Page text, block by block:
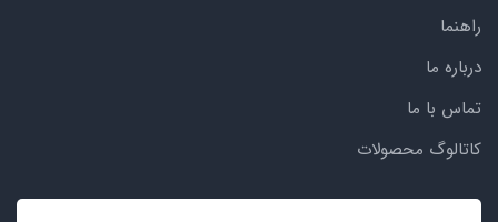
راهنما
درباره ما
تماس با ما
کاتالوگ محصولات